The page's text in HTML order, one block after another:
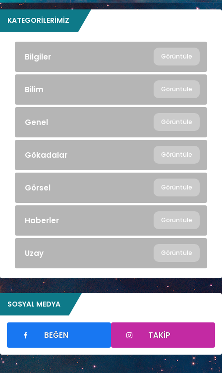
KATEGORILERIMIZ
Bilgiler Görüntüle
Bilim Görüntüle
Genel Görüntüle
Gökadalar Görüntüle
Görsel Görüntüle
Haberler Görüntüle
Uzay Görüntüle
SOSYAL MEDYA
BEĞEN TAKIP